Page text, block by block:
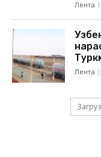
Лента
Лента